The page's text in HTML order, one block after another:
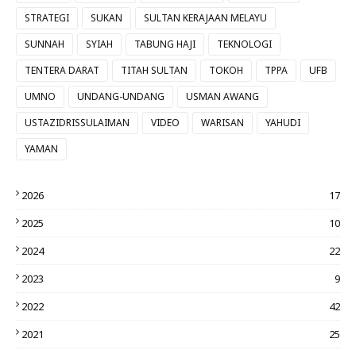
STRATEGI
SUKAN
SULTAN KERAJAAN MELAYU
SUNNAH
SYIAH TABUNG HAJI
TEKNOLOGI
TENTERA DARAT
TITAH SULTAN TOKOH TPPA
UFB
UMNO
UNDANG-UNDANG
USMAN AWANG
USTAZIDRISSULAIMAN
VIDEO WARISAN
YAHUDI
YAMAN
2026
17
2025
10
2024
22
2023
9
2022
42
2021
25